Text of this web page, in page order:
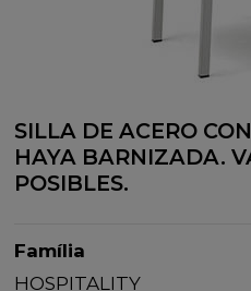
SILLA DE ACERO
HAYA BARNIZADA.
POSIBLES.
Família
HOSPITALITY